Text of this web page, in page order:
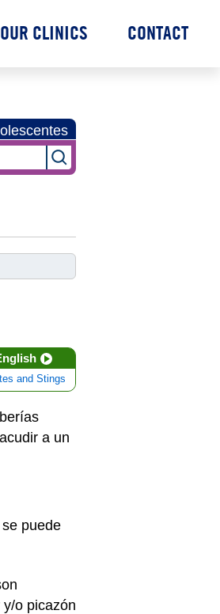
OUR CLINICS CONTACT
and Stings
a un
puede
o picazón